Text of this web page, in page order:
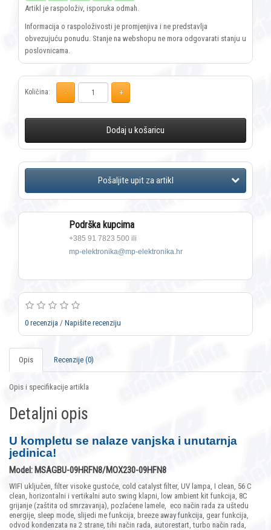
Artikl je raspoloživ, isporuka odmah.
Informacija o raspoloživosti je promjenjiva i ne predstavlja
obvezujuću ponudu. Stanje na webshopu ne mora odgovarati stanju u
poslovnicama.
Količina:
Dodaj u košaricu
Podrška kupcima
+385 91 7823 500 ili
mp-elektronika@mp-elektronika.hr
0 recenzija / Napišite recenziju
Opis Recenzije (0)
Opis i specifikacije artikla
Detaljni opis
U kompletu se nalaze vanjska i unutarnja
jedinica!
Model: MSAGBU-09HRFN8/MOX230-09HFN8
WIFI uključen, filter visoke gustoće, cold catalyst filter, UV lampa, I clean, 56 C
clean, horizontalni i vertikalni auto swing klapni, low ambient kit funkcija, 8C
grijanje (zaštita od smrzavanja), pozlaćene lamele, eco način rada za uštedu
energije, sleep mode, slijedi me funkcija, breeze away funkcija, gear funkcija,
odvod kondenzata na 2 strane, tihi način rada, autorestart, turbo način rada,